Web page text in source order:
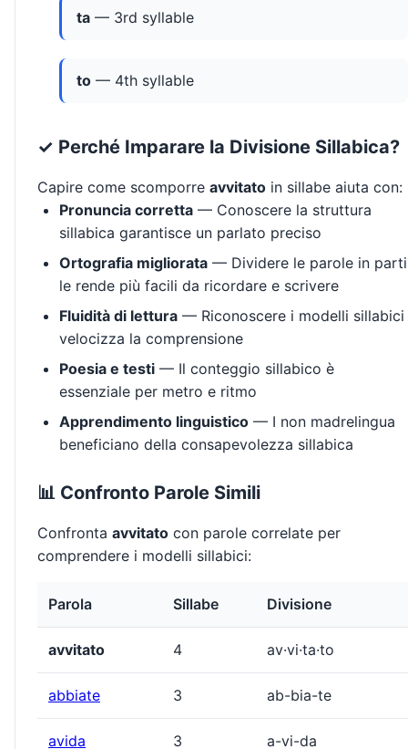
ta — 3rd syllable
to — 4th syllable
✓ Perché Imparare la Divisione Sillabica?
Capire come scomporre avvitato in sillabe aiuta con:
Pronuncia corretta — Conoscere la struttura
sillabica garantisce un parlato preciso
Ortografia migliorata — Dividere le parole in parti
le rende più facili da ricordare e scrivere
Fluidità di lettura — Riconoscere i modelli sillabici
velocizza la comprensione
Poesia e testi — Il conteggio sillabico è
essenziale per metro e ritmo
Apprendimento linguistico — I non madrelingua
beneficiano della consapevolezza sillabica
📊 Confronto Parole Simili
Confronta avvitato con parole correlate per
comprendere i modelli sillabici:
Parola Sillabe Divisione
avvitato 4 av·vi·ta·to
abbiate 3 ab-bia-te
avida 3 a-vi-da